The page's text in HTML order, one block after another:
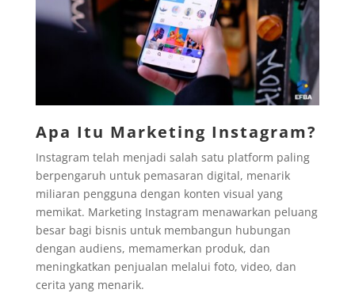
Apa Itu Marketing Instagram?
Instagram telah menjadi salah satu platform paling
berpengaruh untuk pemasaran digital, menarik
miliaran pengguna dengan konten visual yang
memikat. Marketing Instagram menawarkan peluang
besar bagi bisnis untuk membangun hubungan
dengan audiens, memamerkan produk, dan
meningkatkan penjualan melalui foto, video, dan
cerita yang menarik.